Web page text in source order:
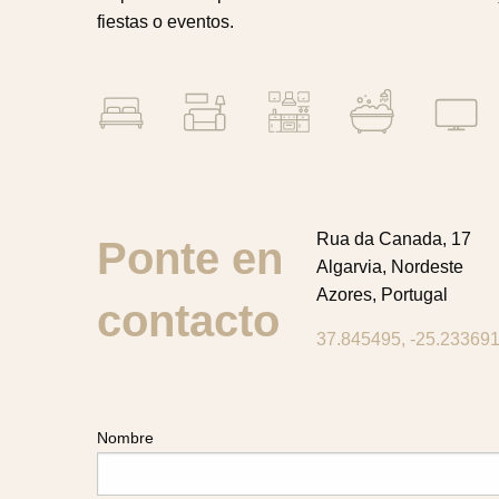
fiestas o eventos.
Ponte en
contacto
Rua da Canada, 17
Algarvia, Nordeste
Azores, Portugal
37.845495, -25.233691
Nombre